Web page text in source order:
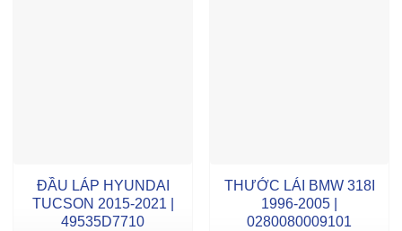
ĐẦU LÁP HYUNDAI
TUCSON 2015-2021 |
49535D7710
THƯỚC LÁI BMW 318I
1996-2005 |
0280080009101